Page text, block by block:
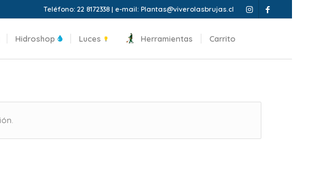
Teléfono: 22 8172338 | e-mail: Plantas@viverolasbrujas.cl
Hidroshop Luces Herramientas Carrito